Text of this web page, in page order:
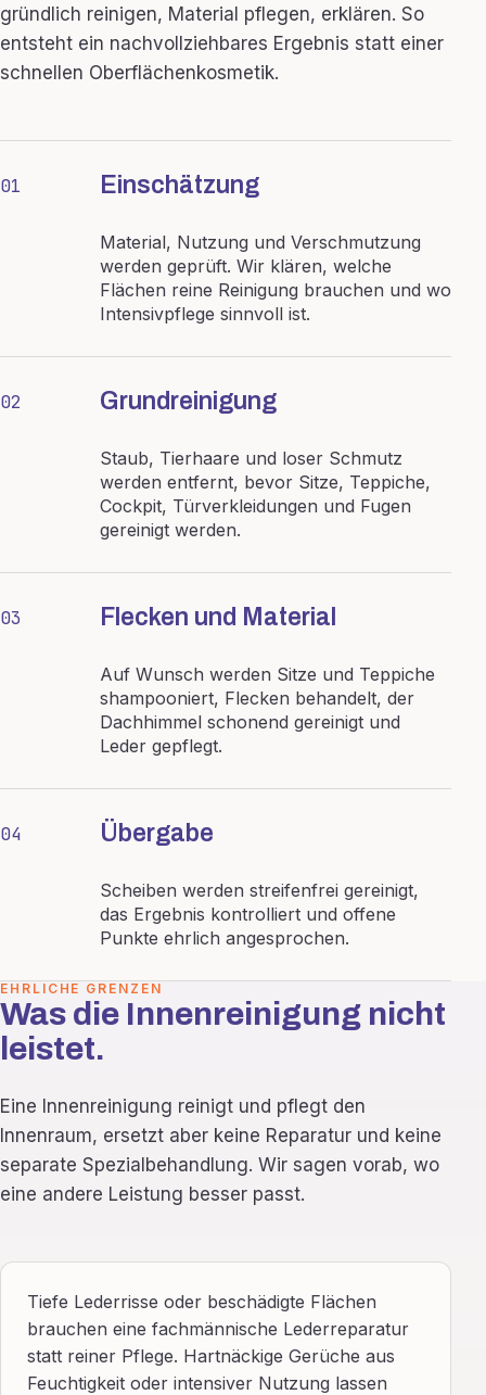
gründlich reinigen, Material pflegen, erklären. So
entsteht ein nachvollziehbares Ergebnis statt einer
schnellen Oberflächenkosmetik.
01 Einschätzung
Material, Nutzung und Verschmutzung
werden geprüft. Wir klären, welche
Flächen reine Reinigung brauchen und wo
Intensivpflege sinnvoll ist.
02 Grundreinigung
Staub, Tierhaare und loser Schmutz
werden entfernt, bevor Sitze, Teppiche,
Cockpit, Türverkleidungen und Fugen
gereinigt werden.
03 Flecken und Material
Auf Wunsch werden Sitze und Teppiche
shampooniert, Flecken behandelt, der
Dachhimmel schonend gereinigt und
Leder gepflegt.
04 Übergabe
Scheiben werden streifenfrei gereinigt,
das Ergebnis kontrolliert und offene
Punkte ehrlich angesprochen.
EHRLICHE GRENZEN
Was die Innenreinigung nicht
leistet.
Eine Innenreinigung reinigt und pflegt den
Innenraum, ersetzt aber keine Reparatur und keine
separate Spezialbehandlung. Wir sagen vorab, wo
eine andere Leistung besser passt.
Tiefe Lederrisse oder beschädigte Flächen
brauchen eine fachmännische Lederreparatur
statt reiner Pflege. Hartnäckige Gerüche aus
Feuchtigkeit oder intensiver Nutzung lassen